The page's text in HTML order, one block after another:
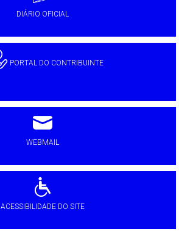
DIÁRIO OFICIAL
PORTAL DO CONTRIBUINTE
WEBMAIL
ACESSIBILIDADE DO SITE